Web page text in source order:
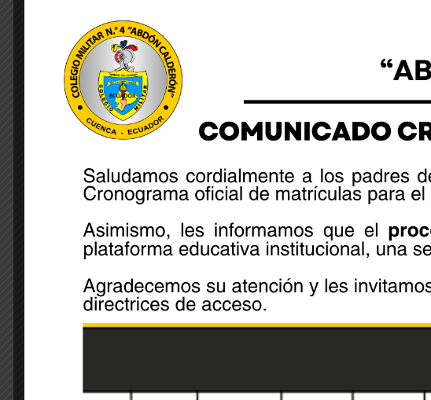
Alvear Moreta Daniel Eduardo Secretario
Merchán Arévalo Alanis Naomi Tesorera
Morales Peralta Cristian Daniel Primer Vocal Principal
Romero Tenesaca Amily Janeth Segundo Vocal Principal
Abad Gutiérrez Sol Violeta Tercer Vocal Principal
Cisneros Ortiz Anthony Nicolás Primer Vocal Suplente
Ayala Gómez Deymon Jahir Segundo Vocal Suplente
Sánchez Cordero Juan Felipe Tercer Vocal Suplente
Share: